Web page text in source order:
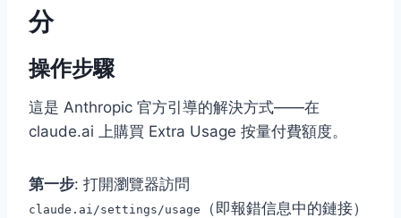
分
操作步驟
這是 Anthropic 官方引導的解決方式——在
claude.ai 上購買 Extra Usage 按量付費額度。
第一步: 打開瀏覽器訪問
claude.ai/settings/usage （即報錯信息中的鏈接）